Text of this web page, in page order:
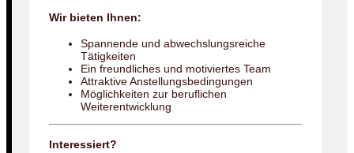
Wir bieten Ihnen:
Spannende und abwechslungsreiche
Tätigkeiten
Ein freundliches und motiviertes Team
Attraktive Anstellungsbedingungen
Möglichkeiten zur beruflichen
Weiterentwicklung
Interessiert?